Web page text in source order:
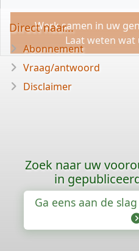
Werk samen in uw
Laat weten
Direct naar...
Abonnement
Vraag/antwoord
Disclaimer
Zoek naar uw
in
Ga eens aan de